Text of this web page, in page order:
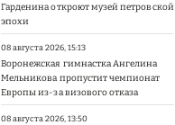
Гарденина откроют музей петровской
эпохи
08 августа 2026, 15:13
Воронежская гимнастка Ангелина
Мельникова пропустит чемпионат
Европы из-за визового отказа
08 августа 2026, 13:50